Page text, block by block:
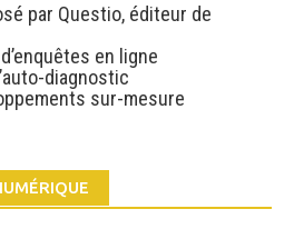
par Questio, éditeur de
en ligne
diagnostic
sur-mesure